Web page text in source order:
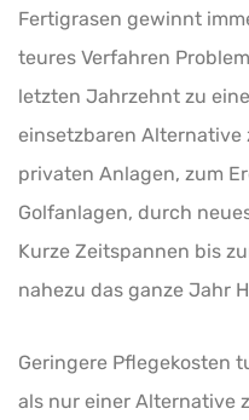
Fertigrasen gewinnt
teures Verfahren
letzten Jahrzehnt zu
einsetzbaren
privaten Anlagen, zum
Golfanlagen, durch
Kurze Zeitspannen bis
nahezu das ganze Jahr
Geringere Pflegekosten
als nur einer Alternative